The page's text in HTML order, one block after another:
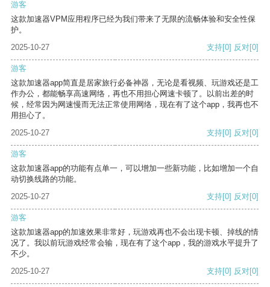
游客
这款加速器VPM应用程序已经为我们带来了无限的流畅体验和安全性保
护。
2025-10-27
支持[0] 反对[0]
游客
这款加速器app简直是居家旅行必备神器，无论是看视频、玩游戏还是工
作办公，都能畅享高速网络，再也不用担心网速卡顿了。以前出差的时
候，经常因为网速慢而无法正常使用网络，现在有了这个app，我再也不
用担心了。
2025-10-27
支持[0] 反对[0]
游客
这款加速器app的功能有点单一，可以增加一些新功能，比如增加一个自
动切换线路的功能。
2025-10-27
支持[0] 反对[0]
游客
这款加速器app的加速效果非常好，玩游戏再也不会出现卡顿、掉线的情
况了。我以前玩游戏经常会输，现在有了这个app，我的游戏水平提升了
不少。
2025-10-27
支持[0] 反对[0]